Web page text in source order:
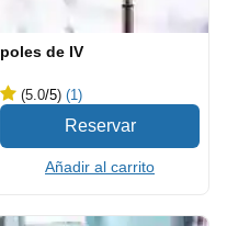
poles de IV
(5.0/5) (1)
Añadir al carrito